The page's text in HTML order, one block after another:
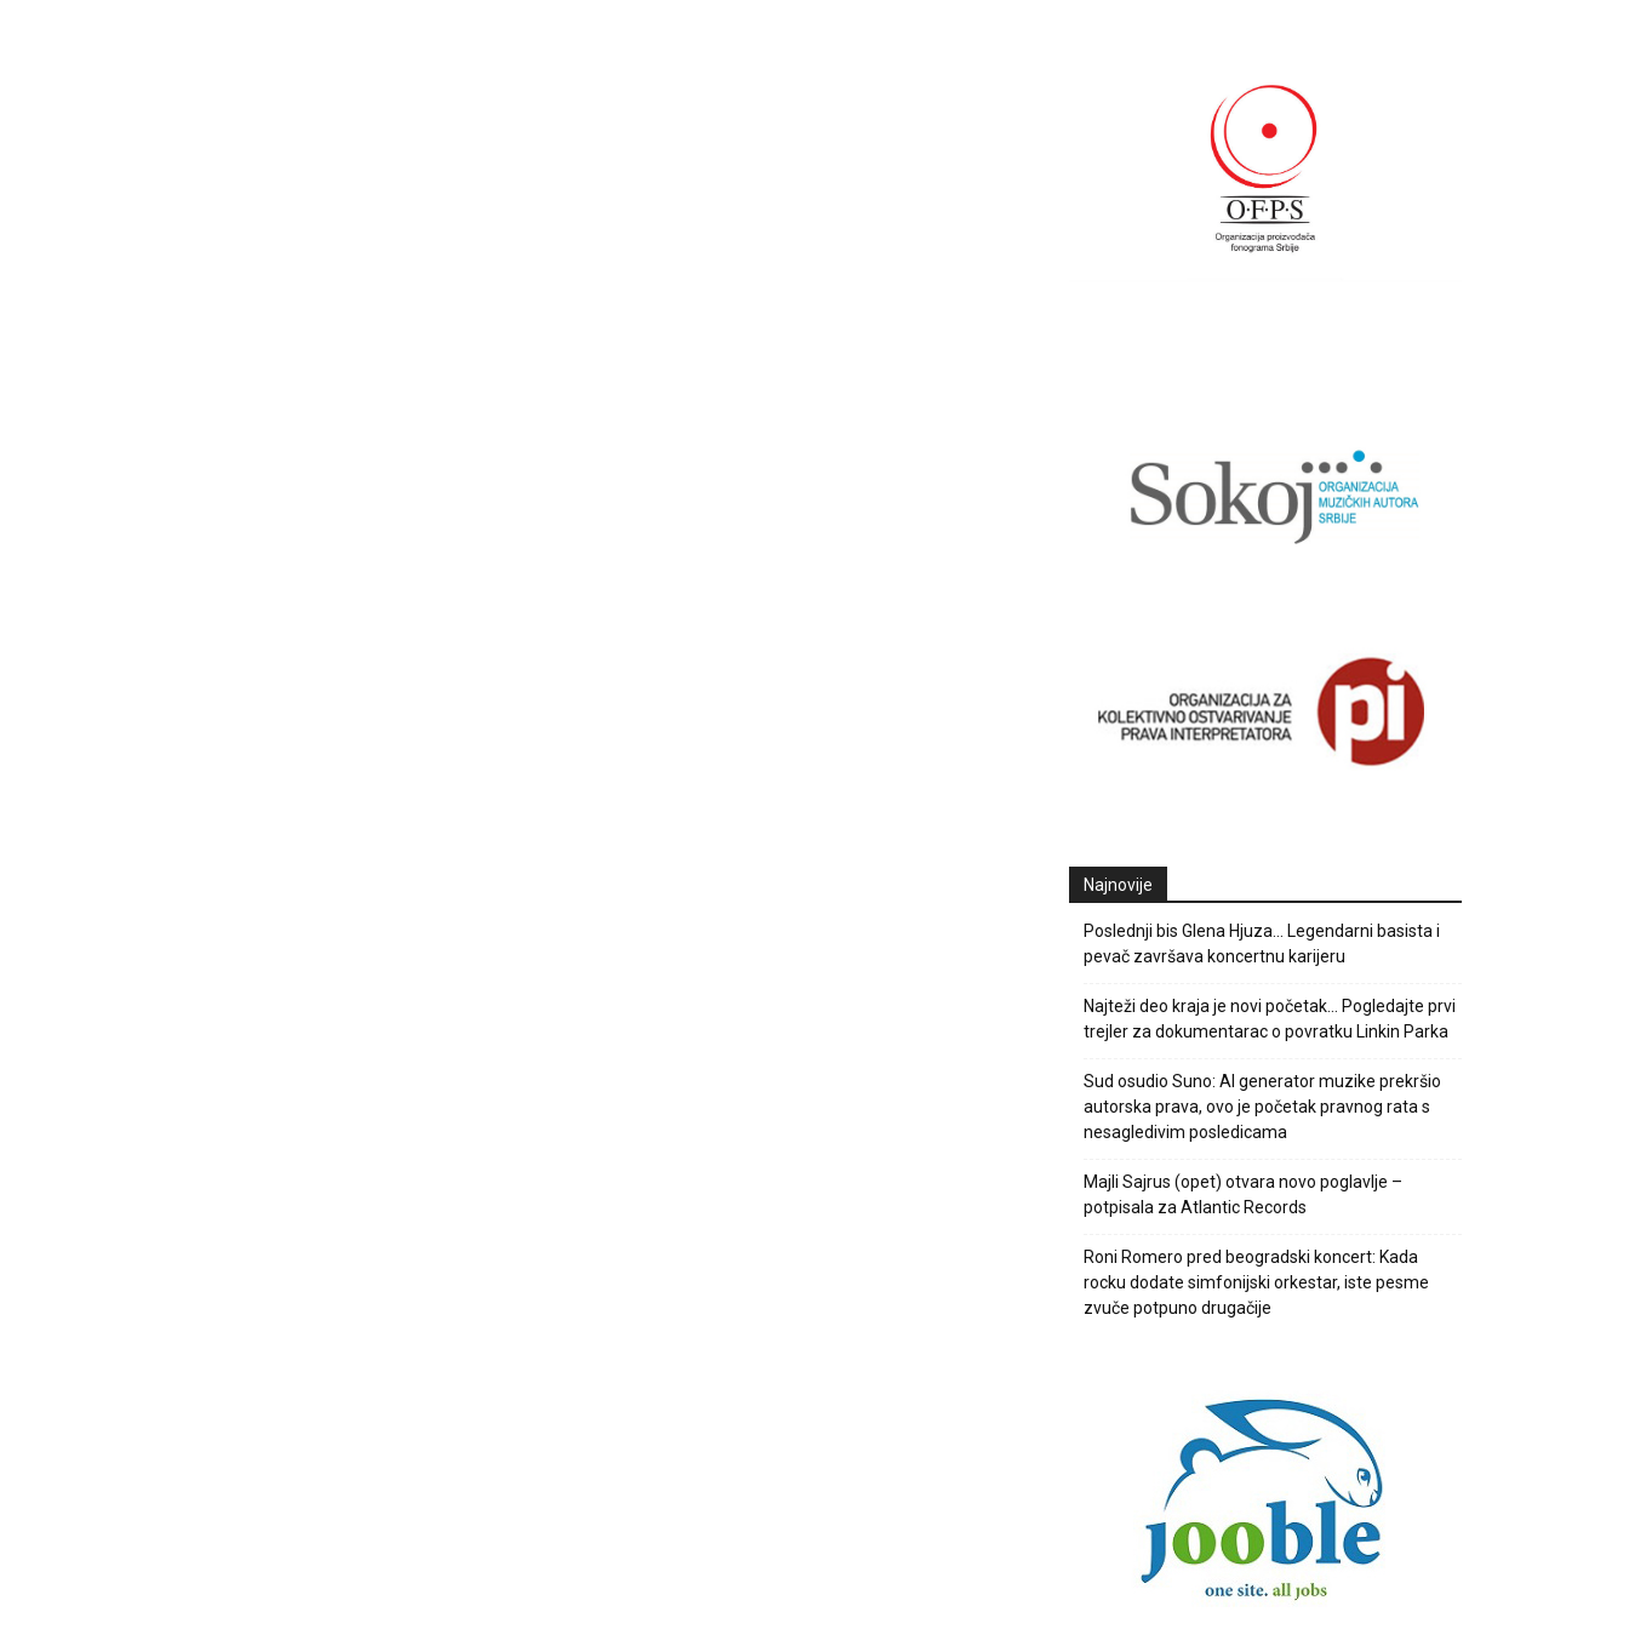
Najnovije
Poslednji bis Glena Hjuza… Legendarni basista i
pevač završava koncertnu karijeru
Najteži deo kraja je novi početak… Pogledajte prvi
trejler za dokumentarac o povratku Linkin Parka
Sud osudio Suno: AI generator muzike prekršio
autorska prava, ovo je početak pravnog rata s
nesagledivim posledicama
Majli Sajrus (opet) otvara novo poglavlje –
potpisala za Atlantic Records
Roni Romero pred beogradski koncert: Kada
rocku dodate simfonijski orkestar, iste pesme
zvuče potpuno drugačije